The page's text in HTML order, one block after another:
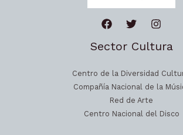
Sector Cultura
Centro de la Diversidad
Compañía Nacional de la
Red de Arte
Centro Nacional del Disco